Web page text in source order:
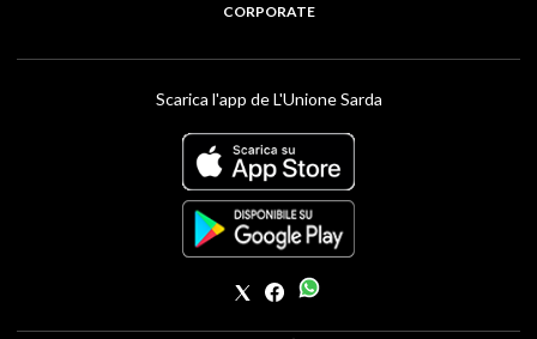
CORPORATE
Scarica l'app de L'Unione Sarda